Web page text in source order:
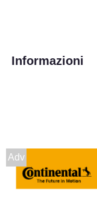
Informazioni
Adv